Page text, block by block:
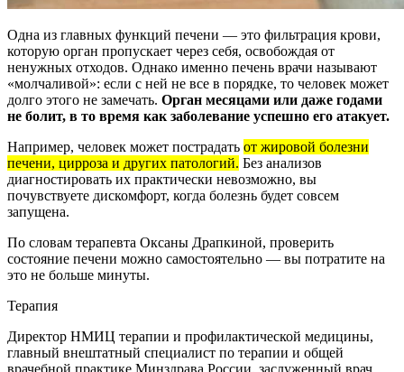
Одна из главных функций печени — это фильтрация крови,
которую орган пропускает через себя, освобождая от
ненужных отходов. Однако именно печень врачи называют
«молчаливой»: если с ней не все в порядке, то человек может
долго этого не замечать. Орган месяцами или даже годами
не болит, в то время как заболевание успешно его атакует.
Например, человек может пострадать от жировой болезни
печени, цирроза и других патологий. Без анализов
диагностировать их практически невозможно, вы
почувствуете дискомфорт, когда болезнь будет совсем
запущена.
По словам терапевта Оксаны Драпкиной, проверить
состояние печени можно самостоятельно — вы потратите на
это не больше минуты.
Терапия
Директор НМИЦ терапии и профилактической медицины,
главный внештатный специалист по терапии и общей
врачебной практике Минздрава России, заслуженный врач